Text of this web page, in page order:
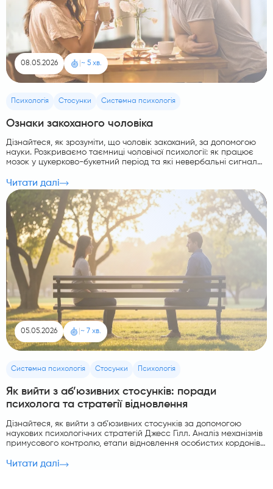
08.05.2026 ~ 5 хв.
Психологія Стосунки Системна психологія
Ознаки закоханого чоловіка
Дізнайтеся, як зрозуміти, що чоловік закоханий, за допомогою
науки. Розкриваємо таємниці чоловічої психології: як працює
мозок у цукерково-букетний період та які невербальні сигнали
Читати далі
05.05.2026 ~ 7 хв.
Системна психологія Стосунки Психологія
Як вийти з аб’юзивних стосунків: поради
психолога та стратегії відновлення
Дізнайтеся, як вийти з аб’юзивних стосунків за допомогою
наукових психологічних стратегій Джесс Гілл. Аналіз механізмів
примусового контролю, етапи відновлення особистих кордонів
Читати далі